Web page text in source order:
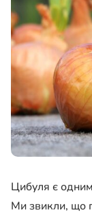
Цибуля є одним
Ми звикли, що